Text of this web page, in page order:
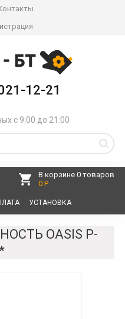
12-21
с 9:00 до 21:00
В корзине 0 товаров
0 Р
УСТАНОВКА
OASIS P-